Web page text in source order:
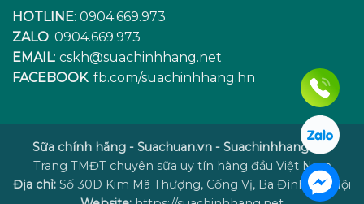
HOTLINE: 0904.669.973
ZALO: 0904.669.973
EMAIL: cskh@suachinhhang.net
FACEBOOK: fb.com/suachinhhang.hn
Sữa chính hãng - Suachuan.vn - Suachinhhang.net
Trang TMĐT chuyên sữa uy tín hàng đầu Việt Nam
Địa chỉ: Số 30D Kim Mã Thượng, Cống Vị, Ba Đình, Hà Nội